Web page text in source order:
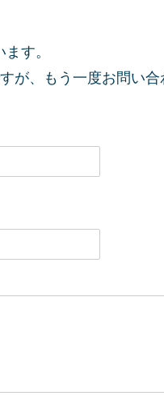
す。
が、もう一度お問い合